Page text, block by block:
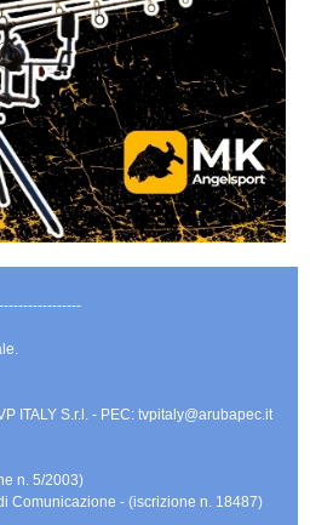
ITALY S.r.l. - PEC: tvpitaly@arubapec.it
n. 5/2003)
Comunicazione - (iscrizione n. 18487)